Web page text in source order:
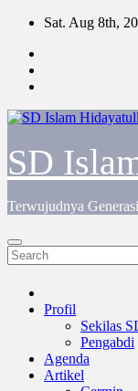
Skip
content
Sat. Aug 8th,
SD
Terwujudnya
Profil
Sekilas
Pengabdi
Agenda
Artikel